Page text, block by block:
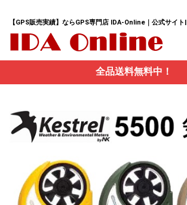
【GPS販売実績】ならGPS専門店 IDA-Online｜公式サイト|
全品送料無料中！